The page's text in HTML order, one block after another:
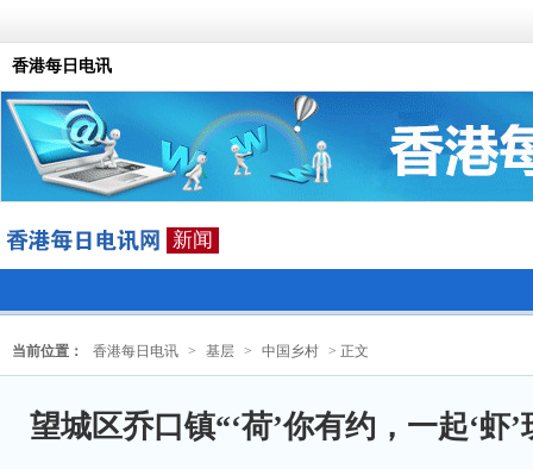
香港每日电讯
新闻
当前位置： 香港每日电讯 > 基层 > 中国乡村 > 正文
望城区乔口镇“‘荷’你有约，一起‘虾